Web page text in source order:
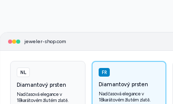
jeweler-shop.com
NL
Diamantový prsten
Nadčasová elegance v
18karátovém žlutém zlatě.
FR
Diamantový prsten
Nadčasová elegance v
18karátovém žlutém zlatě.